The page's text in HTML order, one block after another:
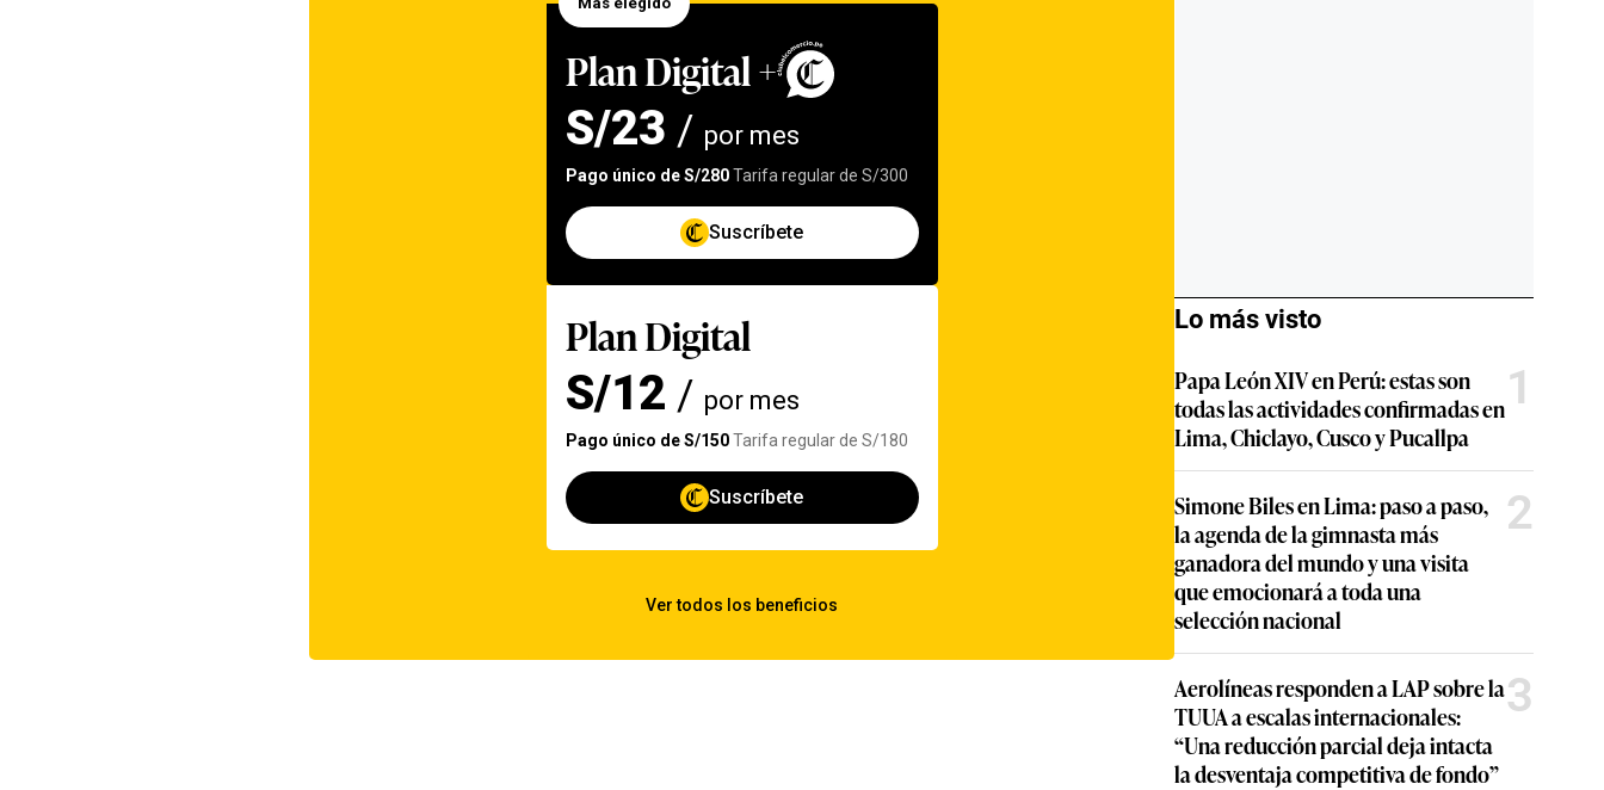
Lo más visto
Papa León XIV en Perú: estas son
todas las actividades confirmadas en
Lima, Chiclayo, Cusco y Pucallpa
1
Simone Biles en Lima: paso a paso,
la agenda de la gimnasta más
ganadora del mundo y una visita
que emocionará a toda una
selección nacional
2
Aerolíneas responden a LAP sobre la
TUUA a escalas internacionales:
“Una reducción parcial deja intacta
la desventaja competitiva de fondo”
3